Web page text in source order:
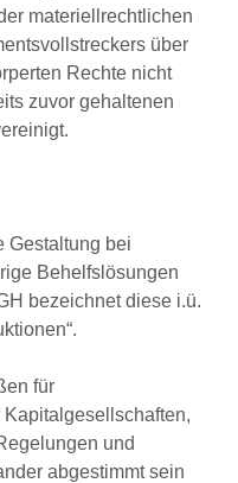
materiellrechtlichen
über
Rechte nicht
zuvor gehaltenen
Gestaltung bei
Behelfslösungen
bezeichnet diese i.ü.
für
und
abgestimmt sein